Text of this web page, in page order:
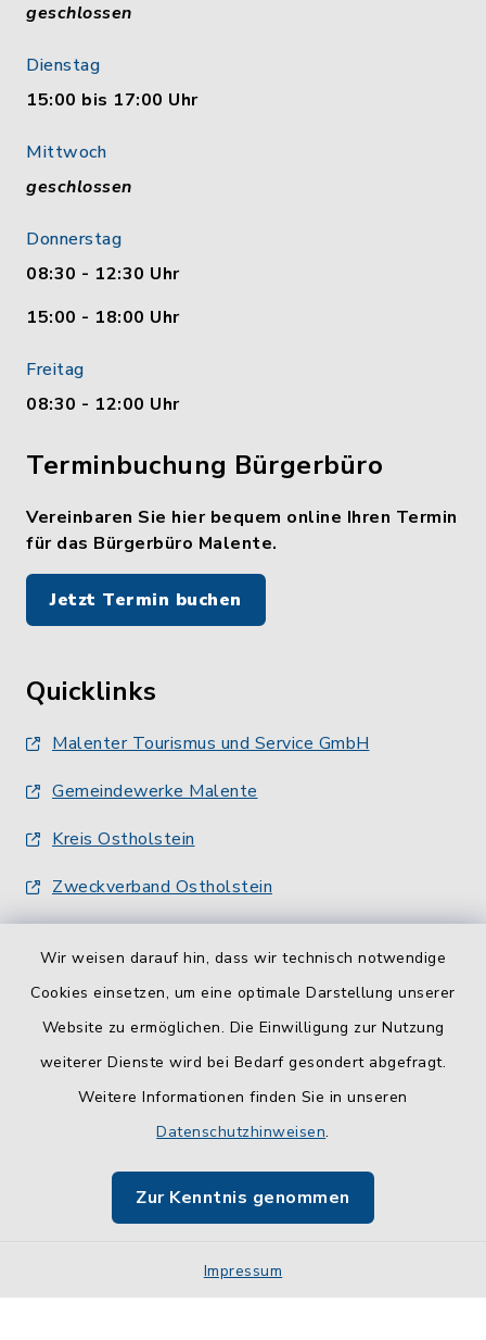
Wir weisen darauf hin, dass wir technisch notwendige
Cookies einsetzen, um eine optimale Darstellung unserer
Website zu ermöglichen. Die Einwilligung zur Nutzung
weiterer Dienste wird bei Bedarf gesondert abgefragt.
Weitere Informationen finden Sie in unseren
Datenschutzhinweisen.
Zur Kenntnis genommen
Impressum
geschlossen
Dienstag
15:00 bis 17:00 Uhr
Mittwoch
geschlossen
Donnerstag
08:30 - 12:30 Uhr
15:00 - 18:00 Uhr
Freitag
08:30 - 12:00 Uhr
Terminbuchung Bürgerbüro
Vereinbaren Sie hier bequem online Ihren Termin
für das Bürgerbüro Malente.
Jetzt Termin buchen
Quicklinks
Malenter Tourismus und Service GmbH
Gemeindewerke Malente
Kreis Ostholstein
Zweckverband Ostholstein
Barrierefreiheit
Impressum
Sitemap